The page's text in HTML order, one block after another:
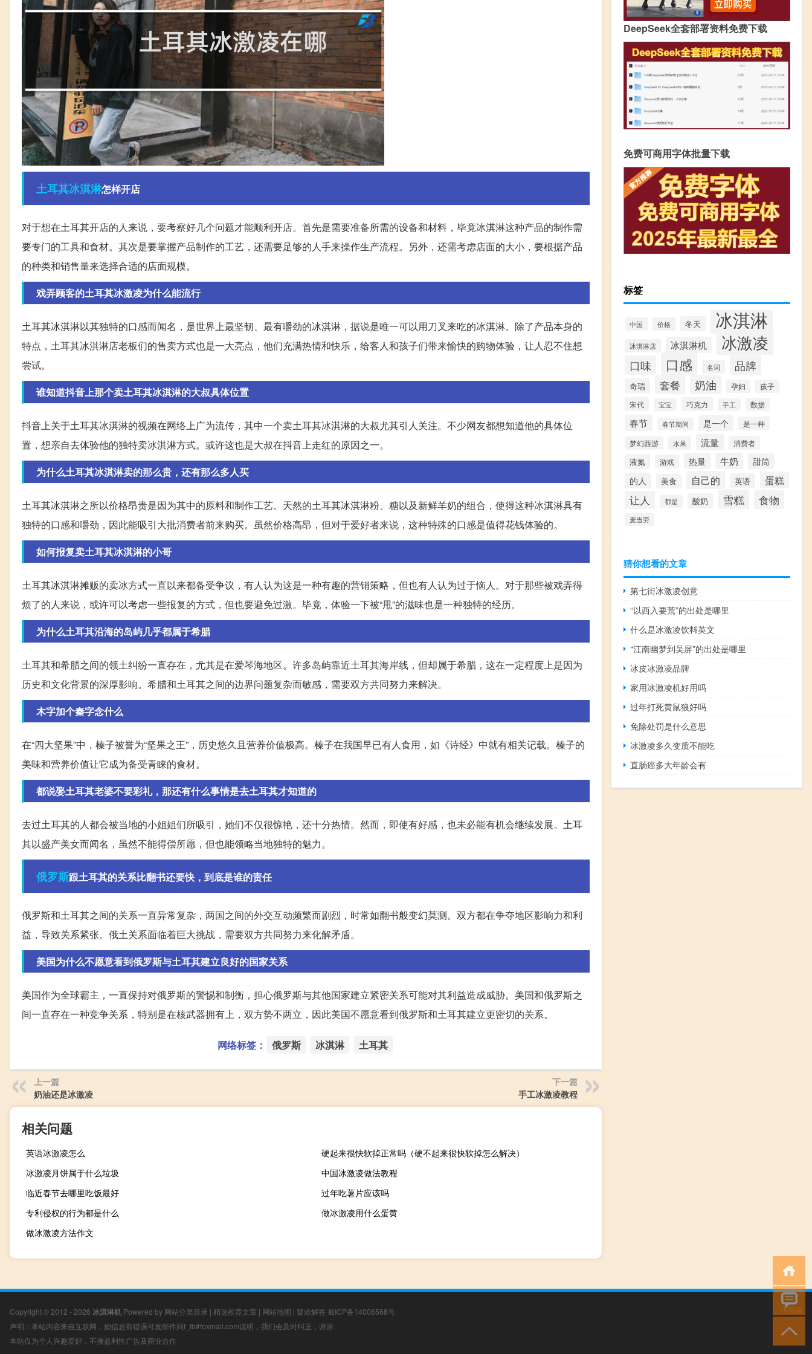
土耳其冰淇淋怎样开店
对于想在土耳其开店的人来说，要考察好几个问题才能顺利开店。首先是需要准备所需的设备和材料，毕竟冰淇淋这种产品的制作需
要专门的工具和食材。其次是要掌握产品制作的工艺，还需要足够的人手来操作生产流程。另外，还需考虑店面的大小，要根据产品
的种类和销售量来选择合适的店面规模。
戏弄顾客的土耳其冰激凌为什么能流行
土耳其冰淇淋以其独特的口感而闻名，是世界上最坚韧、最有嚼劲的冰淇淋，据说是唯一可以用刀叉来吃的冰淇淋。除了产品本身的
特点，土耳其冰淇淋店老板们的售卖方式也是一大亮点，他们充满热情和快乐，给客人和孩子们带来愉快的购物体验，让人忍不住想
尝试。
谁知道抖音上那个卖土耳其冰淇淋的大叔具体位置
抖音上关于土耳其冰淇淋的视频在网络上广为流传，其中一个卖土耳其冰淇淋的大叔尤其引人关注。不少网友都想知道他的具体位
置，想亲自去体验他的独特卖冰淇淋方式。或许这也是大叔在抖音上走红的原因之一。
为什么土耳其冰淇淋卖的那么贵，还有那么多人买
土耳其冰淇淋之所以价格昂贵是因为其中的原料和制作工艺。天然的土耳其冰淇淋粉、糖以及新鲜羊奶的组合，使得这种冰淇淋具有
独特的口感和嚼劲，因此能吸引大批消费者前来购买。虽然价格高昂，但对于爱好者来说，这种特殊的口感是值得花钱体验的。
如何报复卖土耳其冰淇淋的小哥
土耳其冰淇淋摊贩的卖冰方式一直以来都备受争议，有人认为这是一种有趣的营销策略，但也有人认为过于恼人。对于那些被戏弄得
烦了的人来说，或许可以考虑一些报复的方式，但也要避免过激。毕竟，体验一下被“甩”的滋味也是一种独特的经历。
为什么土耳其沿海的岛屿几乎都属于希腊
土耳其和希腊之间的领土纠纷一直存在，尤其是在爱琴海地区。许多岛屿靠近土耳其海岸线，但却属于希腊，这在一定程度上是因为
历史和文化背景的深厚影响。希腊和土耳其之间的边界问题复杂而敏感，需要双方共同努力来解决。
木字加个秦字念什么
在“四大坚果”中，榛子被誉为“坚果之王”，历史悠久且营养价值极高。榛子在我国早已有人食用，如《诗经》中就有相关记载。榛子的
美味和营养价值让它成为备受青睐的食材。
都说娶土耳其老婆不要彩礼，那还有什么事情是去土耳其才知道的
去过土耳其的人都会被当地的小姐姐们所吸引，她们不仅很惊艳，还十分热情。然而，即使有好感，也未必能有机会继续发展。土耳
其以盛产美女而闻名，虽然不能得偿所愿，但也能领略当地独特的魅力。
俄罗斯跟土耳其的关系比翻书还要快，到底是谁的责任
俄罗斯和土耳其之间的关系一直异常复杂，两国之间的外交互动频繁而剧烈，时常如翻书般变幻莫测。双方都在争夺地区影响力和利
益，导致关系紧张。俄土关系面临着巨大挑战，需要双方共同努力来化解矛盾。
美国为什么不愿意看到俄罗斯与土耳其建立良好的国家关系
美国作为全球霸主，一直保持对俄罗斯的警惕和制衡，担心俄罗斯与其他国家建立紧密关系可能对其利益造成威胁。美国和俄罗斯之
间一直存在一种竞争关系，特别是在核武器拥有上，双方势不两立，因此美国不愿意看到俄罗斯和土耳其建立更密切的关系。
网络标签： 俄罗斯 冰淇淋 土耳其
上一篇
奶油还是冰激凌
下一篇
手工冰激凌教程
相关问题
英语冰激凌怎么
硬起来很快软掉正常吗（硬不起来很快软掉怎么解决）
冰激凌月饼属于什么垃圾
中国冰激凌做法教程
临近春节去哪里吃饭最好
过年吃薯片应该吗
专利侵权的行为都是什么
做冰激凌用什么蛋黄
做冰激凌方法作文
DeepSeek全套部署资料免费下载
免费可商用字体批量下载
标签
中国 价格 冬天 冰淇淋
冰淇淋店 冰淇淋机 冰激凌
口味 口感 名词 品牌
奇瑞 套餐 奶油 孕妇 孩子
宋代 宝宝 巧克力 手工 数据
春节 春节期间 是一个 是一种
梦幻西游 水果 流量 消费者
液氮 游戏 热量 牛奶
甜筒
的人
美食 自己的 英语 蛋糕
让人 都是 酸奶 雪糕 食物
麦当劳
猜你想看的文章
第七街冰激凌创意
“以西入要荒”的出处是哪里
什么是冰激凌饮料英文
“江南幽梦到吴屏”的出处是哪里
冰皮冰激凌品牌
家用冰激凌机好用吗
过年打死黄鼠狼好吗
免除处罚是什么意思
冰激凌多久变质不能吃
直肠癌多大年龄会有
Copyright © 2012 - 2026 冰淇淋机 Powered by 网站分类目录 | 精选推荐文章 | 网站地图 | 疑难解答 蜀ICP备14006568号
声明：本站内容来自互联网，如信息有错误可发邮件到f_fb#foxmail.com说明，我们会及时纠正，谢谢
本站仅为个人兴趣爱好，不接盈利性广告及商业合作
小男孩